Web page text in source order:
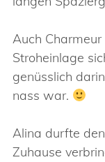
Auch
Stroheinlage
genüsslich
nass war.
Alina durfte
Zuhause